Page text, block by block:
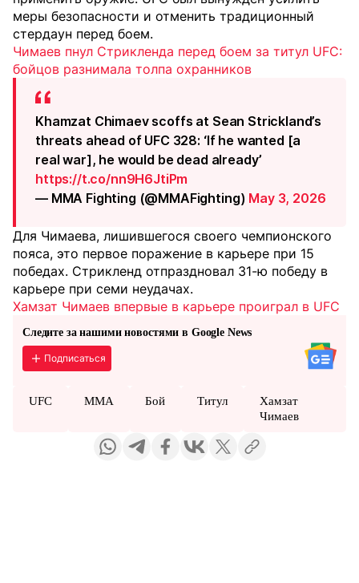
меры безопасности и отменить традиционный
стердаун перед боем.
Чимаев пнул Стрикленда перед боем за титул UFC:
бойцов разнимала толпа охранников
Khamzat Chimaev scoffs at Sean Strickland’s
threats ahead of UFC 328: ‘If he wanted [a
real war], he would be dead already’
https://t.co/nn9H6JtiPm
— MMA Fighting (@MMAFighting) May 3, 2026
Для Чимаева, лишившегося своего чемпионского
пояса, это первое поражение в карьере при 15
победах. Стрикленд отпраздновал 31-ю победу в
карьере при семи неудачах.
Хамзат Чимаев впервые в карьере проиграл в UFC
Следите за нашими новостями в Google News
Подписаться
UFC MMA Бой Титул
Хамзат
Чимаев